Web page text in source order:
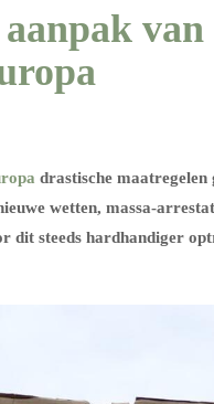
van
drastische
wetten, massa-
dit steeds hardhandiger